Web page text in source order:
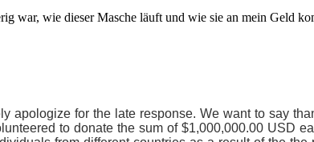
war, wie dieser Masche läuft und wie sie an mein Geld
apologize for the late response. We want to say
to donate the sum of $1,000,000.00 USD